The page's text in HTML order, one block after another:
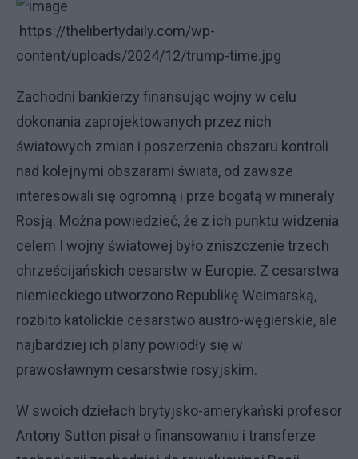
https://thelibertydaily.com/wp-
content/uploads/2024/12/trump-time.jpg
Zachodni bankierzy finansując wojny w celu
dokonania zaprojektowanych przez nich
światowych zmian i poszerzenia obszaru kontroli
nad kolejnymi obszarami świata, od zawsze
interesowali się ogromną i prze bogatą w minerały
Rosją. Można powiedzieć, że z ich punktu widzenia
celem I wojny światowej było zniszczenie trzech
chrześcijańskich cesarstw w Europie. Z cesarstwa
niemieckiego utworzono Republikę Weimarską,
rozbito katolickie cesarstwo austro-węgierskie, ale
najbardziej ich plany powiodły się w
prawosławnym cesarstwie rosyjskim.
W swoich dziełach brytyjsko-amerykański profesor
Antony Sutton pisał o finansowaniu i transferze